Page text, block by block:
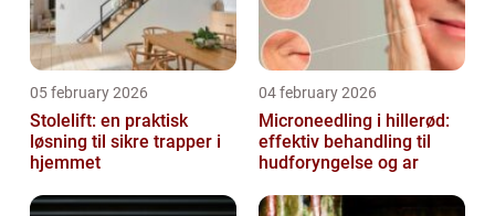
05 february 2026
Stolelift: en praktisk
løsning til sikre trapper i
hjemmet
04 february 2026
Microneedling i hillerød:
effektiv behandling til
hudforyngelse og ar